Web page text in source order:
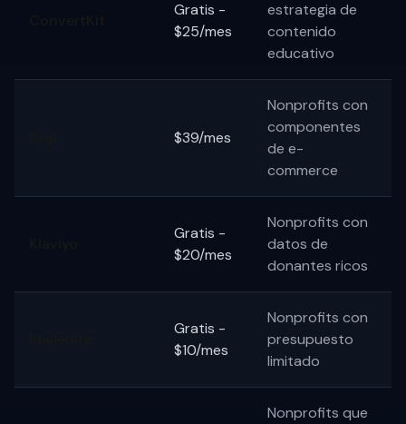
Gratis -
$25/mes
estrategia de
contenido
educativo
$39/mes
Nonprofits con
componentes
de e-
commerce
Gratis -
$20/mes
Nonprofits con
datos de
donantes ricos
Gratis -
$10/mes
Nonprofits con
presupuesto
limitado
Nonprofits que